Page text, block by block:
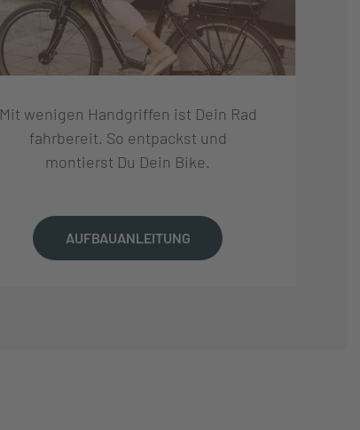
Mit wenigen Handgriffen ist Dein Rad
fahrbereit. So entpackst und
montierst Du Dein Bike.
AUFBAUANLEITUNG